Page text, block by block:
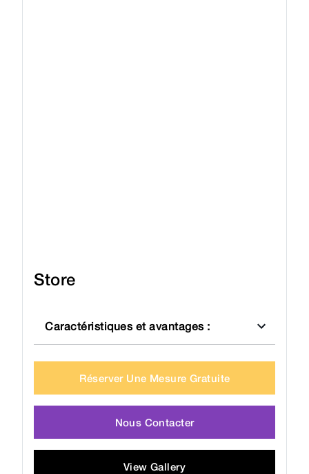
Store
Caractéristiques et avantages:
Réserver Une Mesure Gratuite
Nous Contacter
View Gallery